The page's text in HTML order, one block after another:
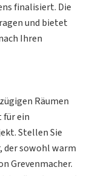
finalisiert. Die
und bietet
Ihren
Räumen
für ein
Stellen Sie
der sowohl warm
Grevenmacher.